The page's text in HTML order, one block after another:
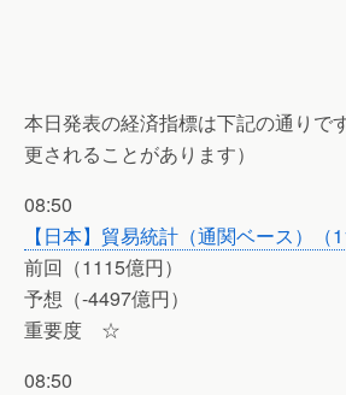
本日発表の経済指標は下記の通りで
更されることがあります）
08:50
【日本】貿易統計（通関ベース）（
前回（1115億円）
予想（-4497億円）
重要度 ☆
08:50